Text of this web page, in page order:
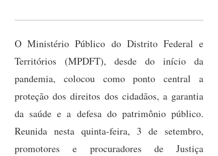
O Ministério Público do Distrito Federal e
Territórios (MPDFT), desde do início da
pandemia, colocou como ponto central a
proteção dos direitos dos cidadãos, a garantia
da saúde e a defesa do patrimônio público.
Reunida nesta quinta-feira, 3 de setembro,
promotores e procuradores de Justiça